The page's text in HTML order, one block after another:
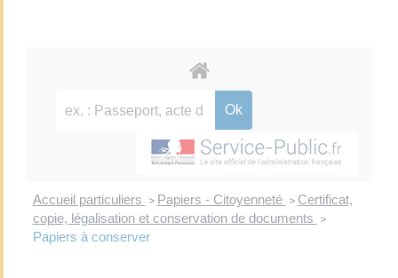
Accueil particuliers > Papiers - Citoyenneté > Certificat,
copie, légalisation et conservation de documents
>
Papiers à conserver